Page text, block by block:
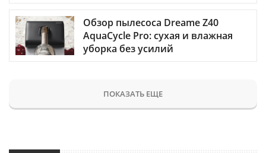
Обзор пылесоса Dreame Z40
AquaCycle Pro: сухая и влажная
уборка без усилий
ПОКАЗАТЬ ЕЩЕ